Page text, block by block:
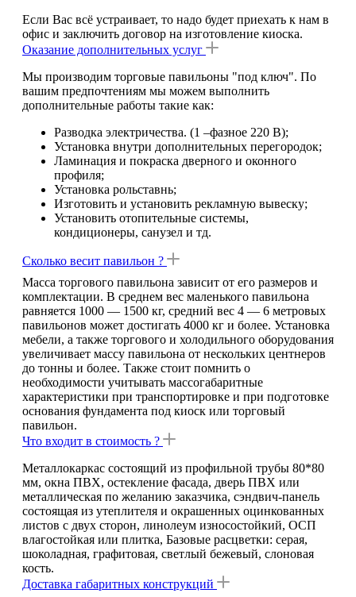
Если Вас всё устраивает, то надо будет приехать к нам в
офис и заключить договор на изготовление киоска.
Оказание дополнительных услуг
Мы производим торговые павильоны "под ключ". По
вашим предпочтениям мы можем выполнить
дополнительные работы такие как:
Разводка электричества. (1 –фазное 220 В);
Установка внутри дополнительных перегородок;
Ламинация и покраска дверного и оконного
профиля;
Установка рольставнь;
Изготовить и установить рекламную вывеску;
Установить отопительные системы,
кондиционеры, санузел и тд.
Сколько весит павильон ?
Масса торгового павильона зависит от его размеров и
комплектации. В среднем вес маленького павильона
равняется 1000 — 1500 кг, средний вес 4 — 6 метровых
павильонов может достигать 4000 кг и более. Установка
мебели, а также торгового и холодильного оборудования
увеличивает массу павильона от нескольких центнеров
до тонны и более. Также стоит помнить о
необходимости учитывать массогабаритные
характеристики при транспортировке и при подготовке
основания фундамента под киоск или торговый
павильон.
Что входит в стоимость ?
Металлокаркас состоящий из профильной трубы 80*80
мм, окна ПВХ, остекление фасада, дверь ПВХ или
металлическая по желанию заказчика, сэндвич-панель
состоящая из утеплителя и окрашенных оцинкованных
листов с двух сторон, линолеум износостойкий, ОСП
влагостойкая или плитка, Базовые расцветки: серая,
шоколадная, графитовая, светлый бежевый, слоновая
кость.
Доставка габаритных конструкций